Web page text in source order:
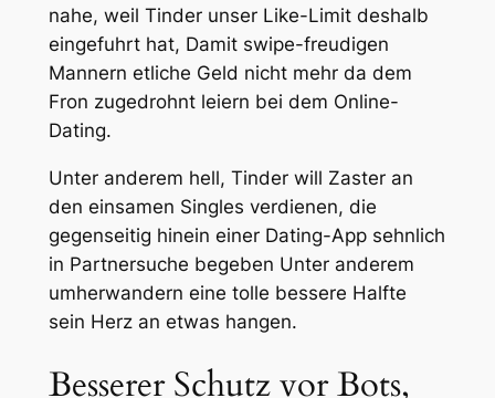
nahe, weil Tinder unser Like-Limit deshalb
eingefuhrt hat, Damit swipe-freudigen
Mannern etliche Geld nicht mehr da dem
Fron zugedrohnt leiern bei dem Online-
Dating.
Unter anderem hell, Tinder will Zaster an
den einsamen Singles verdienen, die
gegenseitig hinein einer Dating-App sehnlich
in Partnersuche begeben Unter anderem
umherwandern eine tolle bessere Halfte
sein Herz an etwas hangen.
Besserer Schutz vor Bots,